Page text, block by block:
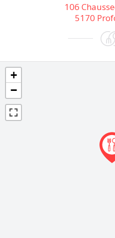
106
5170
+
−